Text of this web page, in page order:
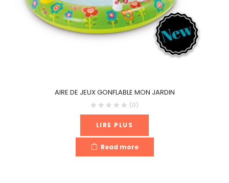
AIRE DE JEUX GONFLABLE MON JARDIN
(0)
LIRE PLUS
Read more